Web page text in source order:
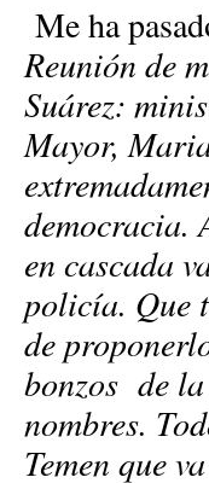
Me ha
Reunión de
Suárez:
Mayor,
democracia.
en cascada
policía. Que
de
bonzos de
nombres.
Temen que